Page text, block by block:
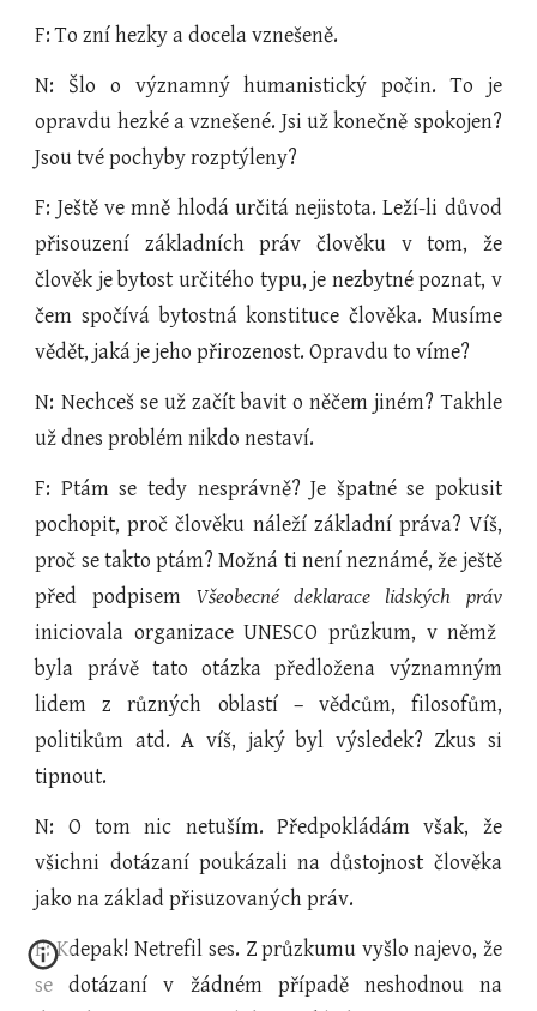
F: To zní hezky a docela vznešeně.
N: Šlo o významný humanistický počin. To je
opravdu hezké a vznešené. Jsi už konečně spokojen?
Jsou tvé pochyby rozptýleny?
F: Ještě ve mně hlodá určitá nejistota. Leží-li důvod
přisouzení základních práv člověku v tom, že
člověk je bytost určitého typu, je nezbytné poznat, v
čem spočívá bytostná konstituce člověka. Musíme
vědět, jaká je jeho přirozenost. Opravdu to víme?
N: Nechceš se už začít bavit o něčem jiném? Takhle
už dnes problém nikdo nestaví.
F: Ptám se tedy nesprávně? Je špatné se pokusit
pochopit, proč člověku náleží základní práva? Víš,
proč se takto ptám? Možná ti není neznámé, že ještě
před podpisem Všeobecné deklarace lidských práv
iniciovala organizace UNESCO průzkum, v němž
byla právě tato otázka předložena významným
lidem z různých oblastí – vědcům, filosofům,
politikům atd. A víš, jaký byl výsledek? Zkus si
tipnout.
N: O tom nic netuším. Předpokládám však, že
všichni dotázaní poukázali na důstojnost člověka
jako na základ přisuzovaných práv.
F: Kdepak! Netrefil ses. Z průzkumu vyšlo najevo, že
se dotázaní v žádném případě neshodnou na